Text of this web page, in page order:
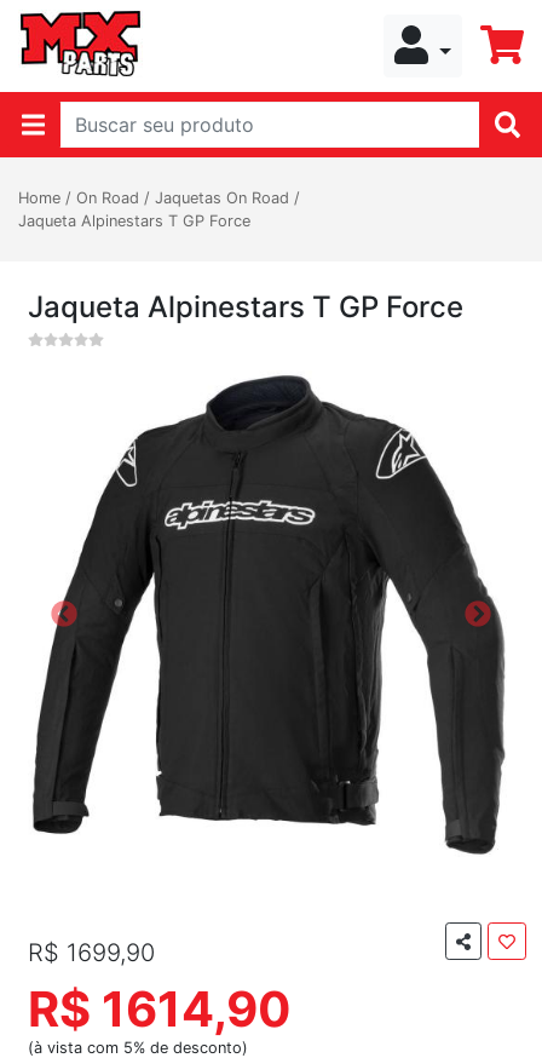
Home / On Road / Jaquetas On Road /
Jaqueta Alpinestars T GP Force
Jaqueta Alpinestars T GP Force
R$ 1699,90
R$ 1614,90
(à vista com 5% de desconto)